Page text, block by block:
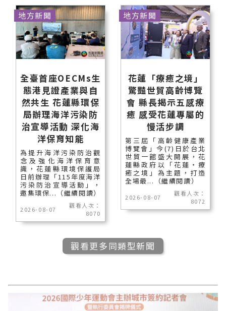
全臺首座OECMs生
態港見證產業與自
然共生 花蓮縣環保
局辦理海洋污染防
治宣導活動 深化海
洋保育知能
為提升海洋污染防治觀
念及強化海洋保育意
識，花蓮縣環境保護局
日前辦理「115年度海洋
污染防治宣導活動」，
邀集環保...（繼續閱讀）
2026-08-07
觀看人次：
8070
地方新聞
花蓮「療癒之境」
驚豔世貿高齡博覽
會 縣長揭示五感療
癒 感受花蓮專屬的
慢活步調
第三屆「高齡健康產業
博覽會」今(7)日於台北
世貿一館盛大開展，花
蓮縣政府以「花蓮‧療
癒之境」為主題，打造
全場最...（繼續閱讀）
2026-08-07
觀看人次：
8072
地方新聞
觀看更多同類型新聞